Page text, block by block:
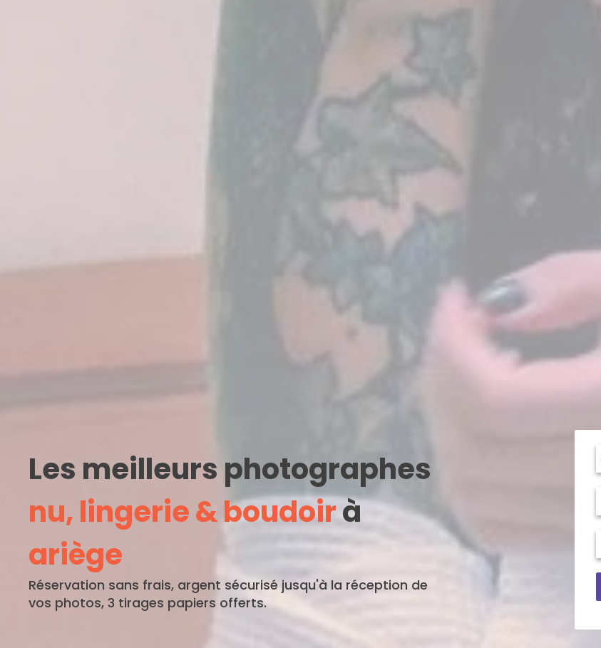
Les meilleurs photographes
nu, lingerie & boudoirà
ariège
Réservation sans frais, argent sécurisé jusqu'à la réception de
vos photos, 3 tirages papiers offerts.